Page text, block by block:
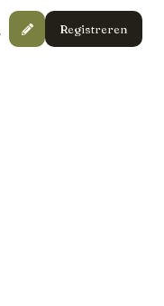
Registreren